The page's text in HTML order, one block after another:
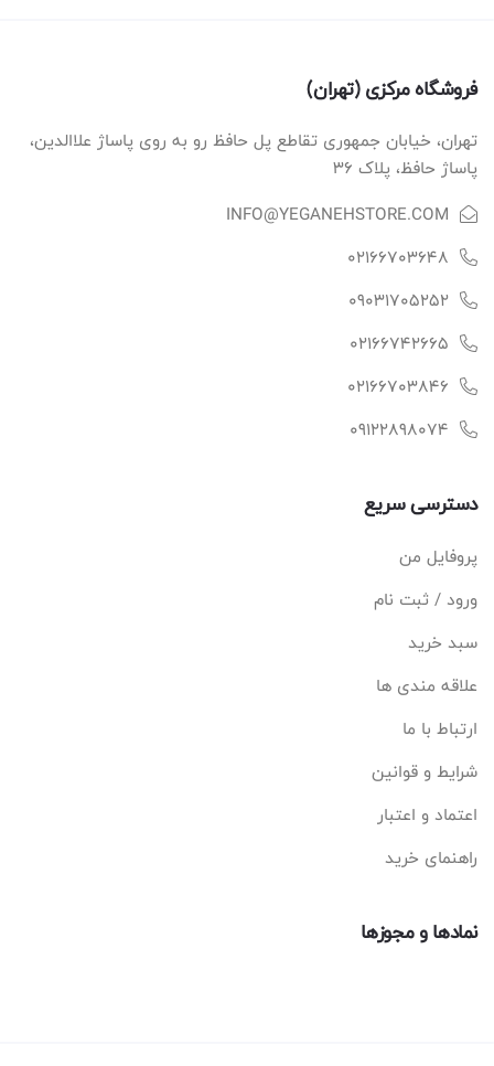
فروشگاه مرکزی (تهران)
تهران، خیابان جمهوری تقاطع پل حافظ رو به روی پاساژ علاالدین،
پاساژ حافظ، پلاک ۳۶
INFO@YEGANEHSTORE.COM
02166703648
09031705252
02166742665
02166703846
09122898074
دسترسی سریع
پروفایل من
ورود / ثبت نام
سبد خرید
علاقه مندی ها
ارتباط با ما
شرایط و قوانین
اعتماد و اعتبار
راهنمای خرید
نمادها و مجوزها